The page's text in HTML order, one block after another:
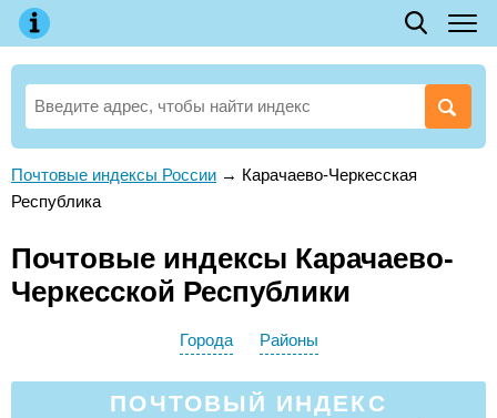
Почтовые индексы России → Карачаево-Черкесская
Республика
Почтовые индексы Карачаево-
Черкесской Республики
Города Районы
ПОЧТОВЫЙ ИНДЕКС